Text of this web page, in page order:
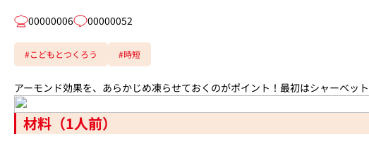
00000006 00000052
#こどもとつくろう #時短
アーモンド効果を、あらかじめ凍らせておくのがポイント！最初はシャーベッ
材料（1人前）